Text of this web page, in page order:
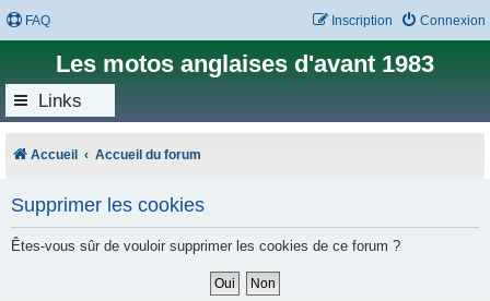
FAQ Connexion
Inscription
Les motos anglaises d'avant 1983
Links
Accueil Accueil du forum
Supprimer les cookies
Êtes-vous sûr de vouloir supprimer les cookies de ce forum ?